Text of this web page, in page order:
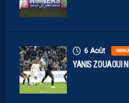
6 Août
YANIS ZOUAOUI